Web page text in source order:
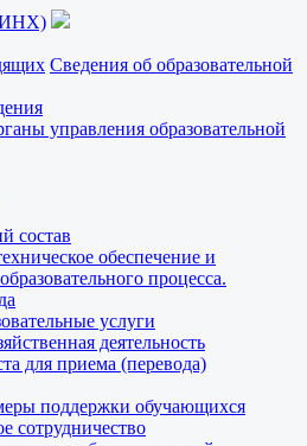
Сведения об образовательной
управления образовательной
состав
обеспечение и
процесса.
услуги
деятельность
для приема (перевода)
поддержки обучающихся
сотрудничество